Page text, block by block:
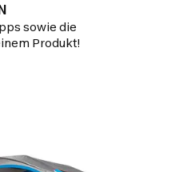
sowie die
Produkt!